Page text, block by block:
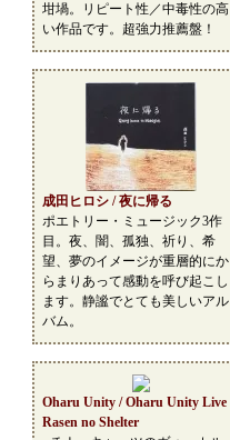
坩堝。リピート性／中毒性の高
い作品です。超強力推薦盤！
成田ヒロシ / 夜に帰る
ポエトリー・ミュージック3作
目。夜、闇、孤独、祈り、希
望、夢のイメージが重層的にか
らまりあって感動を呼び起こし
ます。静謐でとても美しいアル
バム。
Oharu Unity / Oharu Unity Live
Rasen no Shelter